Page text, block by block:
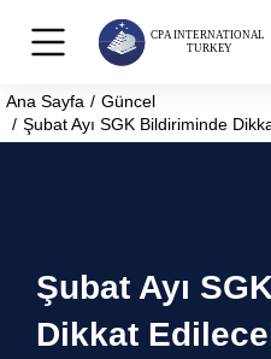
You are here:
Ana Sayfa
Güncel
Şubat Ayı SGK Bildiriminde
Şubat Ayı
Dikkat